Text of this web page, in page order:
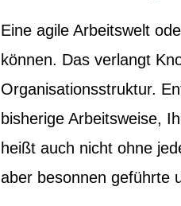
Eine agile Arbeitswelt
können. Das verlangt
Organisationsstruktur.
bisherige Arbeitsweise,
heißt auch nicht ohne
aber besonnen geführte